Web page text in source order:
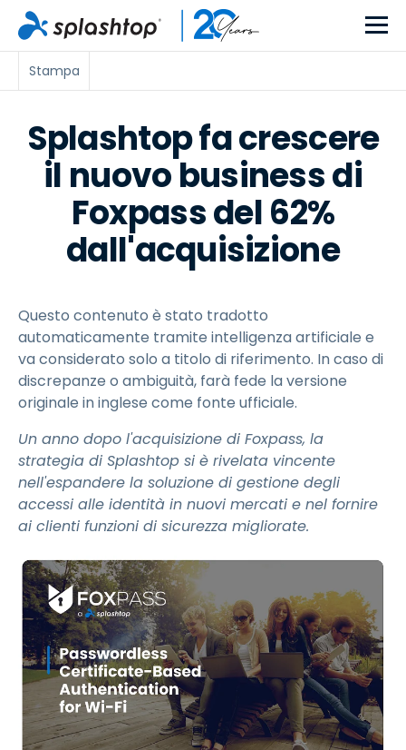
Stampa
Splashtop fa crescere
il nuovo business di
Foxpass del 62%
dall'acquisizione
Questo contenuto è stato tradotto
automaticamente tramite intelligenza artificiale e
va considerato solo a titolo di riferimento. In caso di
discrepanze o ambiguità, farà fede la versione
originale in inglese come fonte ufficiale.
Un anno dopo l'acquisizione di Foxpass, la
strategia di Splashtop si è rivelata vincente
nell'espandere la soluzione di gestione degli
accessi alle identità in nuovi mercati e nel fornire
ai clienti funzioni di sicurezza migliorate.